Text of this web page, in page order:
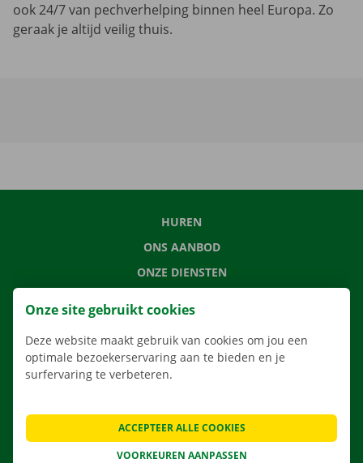
ook 24/7 van pechverhelping binnen heel Europa. Zo
geraak je altijd veilig thuis.
HUREN
ONS AANBOD
ONZE DIENSTEN
VERHUISOPLOSSINGEN
CONTACTEER ONS
VEELGESTELDE VRAGEN
Onze site gebruikt cookies
Deze website maakt gebruik van cookies om jou een
optimale bezoekerservaring aan te bieden en je
surfervaring te verbeteren.
VOORKEUREN AANPASSEN
ACCEPTEER ALLE COOKIES